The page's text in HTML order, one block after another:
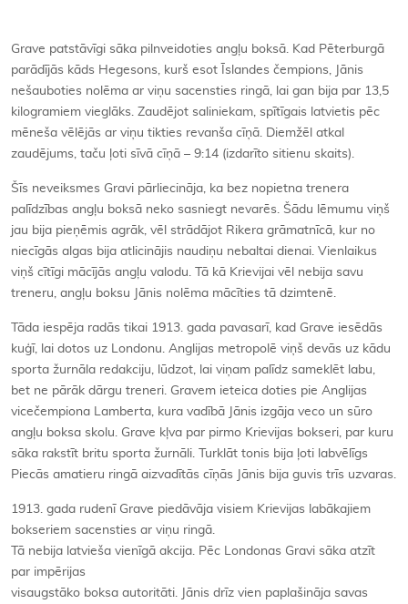
Grave patstāvīgi sāka pilnveidoties angļu boksā. Kad Pēterburgā
parādījās kāds Hegesons, kurš esot Īslandes čempions, Jānis
nešauboties nolēma ar viņu sacensties ringā, lai gan bija par 13,5
kilogramiem vieglāks. Zaudējot saliniekam, spītīgais latvietis pēc
mēneša vēlējās ar viņu tikties revanša cīņā. Diemžēl atkal
zaudējums, taču ļoti sīvā cīņā – 9:14 (izdarīto sitienu skaits).
Šīs neveiksmes Gravi pārliecināja, ka bez nopietna trenera
palīdzības angļu boksā neko sasniegt nevarēs. Šādu lēmumu viņš
jau bija pieņēmis agrāk, vēl strādājot Rikera grāmatnīcā, kur no
niecīgās algas bija atlicinājis naudiņu nebaltai dienai. Vienlaikus
viņš cītīgi mācījās angļu valodu. Tā kā Krievijai vēl nebija savu
treneru, angļu boksu Jānis nolēma mācīties tā dzimtenē.
Tāda iespēja radās tikai 1913. gada pavasarī, kad Grave iesēdās
kuģī, lai dotos uz Londonu. Anglijas metropolē viņš devās uz kādu
sporta žurnāla redakciju, lūdzot, lai viņam palīdz sameklēt labu,
bet ne pārāk dārgu treneri. Gravem ieteica doties pie Anglijas
vicečempiona Lamberta, kura vadībā Jānis izgāja veco un sūro
angļu boksa skolu. Grave kļva par pirmo Krievijas bokseri, par kuru
sāka rakstīt britu sporta žurnāli. Turklāt tonis bija ļoti labvēlīgs
Piecās amatieru ringā aizvadītās cīņās Jānis bija guvis trīs uzvaras.
1913. gada rudenī Grave piedāvāja visiem Krievijas labākajiem
bokseriem sacensties ar viņu ringā.
Tā nebija latvieša vienīgā akcija. Pēc Londonas Gravi sāka atzīt
par impērijas
visaugstāko boksa autoritāti. Jānis drīz vien paplašināja savas